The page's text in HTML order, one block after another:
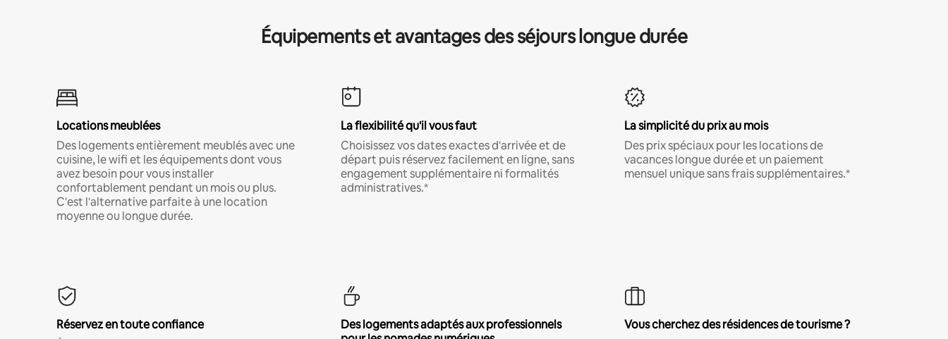
Équipements et avantages des séjours longue durée
Locations meublées
Des logements entièrement meublés avec une
cuisine, le wifi et les équipements dont vous
avez besoin pour vous installer
confortablement pendant un mois ou plus.
C'est l'alternative parfaite à une location
moyenne ou longue durée.
La flexibilité qu'il vous faut
Choisissez vos dates exactes d'arrivée et de
départ puis réservez facilement en ligne, sans
engagement supplémentaire ni formalités
administratives.*
La simplicité du prix au mois
Des prix spéciaux pour les locations de
vacances longue durée et un paiement
mensuel unique sans frais supplémentaires.*
Réservez en toute confiance
Des logements adaptés aux professionnels
Vous cherchez des résidences de tourisme ?